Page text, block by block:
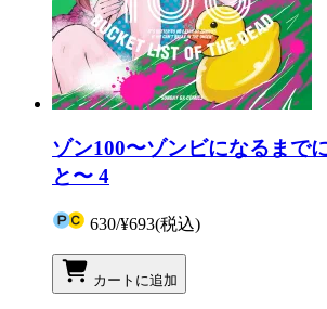
ゾン100〜ゾンビになるまで
と〜 4
630/¥693(税込)
カートに追加